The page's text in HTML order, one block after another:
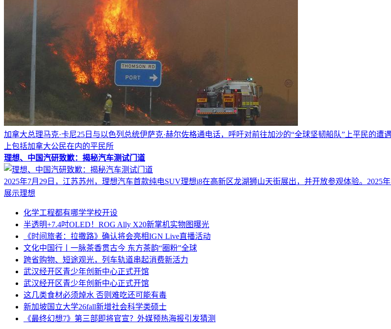
加拿大总理马克·卡尼25日与以色列总统伊萨克·赫尔佐格通电话，呼吁对前往加沙的“全球坚韧船队”上平民的
上包括加拿大公民在内的平民所
理想、中国汽研致歉：揭秘汽车测试门道
2025年7月29日，江苏苏州，理想汽车首款纯电SUV理想i8在高新区龙湖狮山天街展出，并开放参观体验。
展示理想
化学工程都有哪学学校开设
半透明+7.4吋OLED！ROG Ally X20新掌机实物图曝光
《时间旅者：拉撒路》确认将会亮相IGN Live直播活动
文化中国行丨一脉茶香贯古今 东方茶韵“圈粉”全球
跨省购物、短途观光，列车轨道串起消费新活力
武汉经开区青少年创新中心正式开馆
武汉经开区青少年创新中心正式开馆
这几类食材必须焯水 否则难吃还可能有毒
新加坡国立大学26fall新增社会科学类硕士
《最终幻想7》第三部即将官宣？外媒预热海报引发猜测